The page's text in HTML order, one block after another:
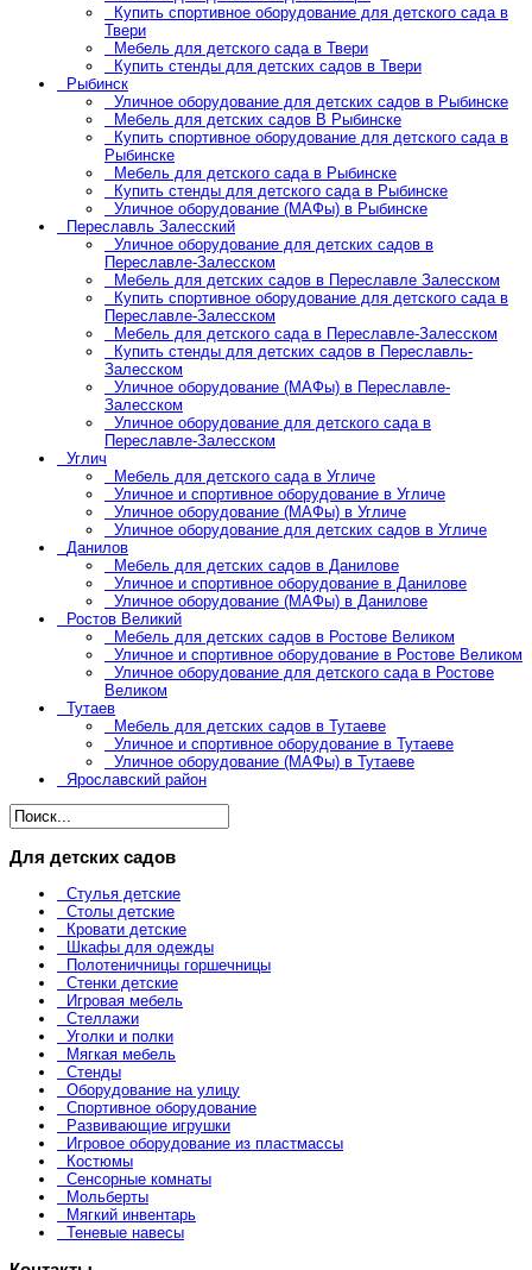
Купить спортивное оборудование для детского сада в
Твери
Мебель для детского сада в Твери
Купить стенды для детских садов в Твери
Рыбинск
Уличное оборудование для детских садов в Рыбинске
Мебель для детских садов В Рыбинске
Купить спортивное оборудование для детского сада в
Рыбинске
Мебель для детского сада в Рыбинске
Купить стенды для детского сада в Рыбинске
Уличное оборудование (МАФы) в Рыбинске
Переславль Залесский
Уличное оборудование для детских садов в
Переславле-Залесском
Мебель для детских садов в Переславле Залесском
Купить спортивное оборудование для детского сада в
Переславле-Залесском
Мебель для детского сада в Переславле-Залесском
Купить стенды для детских садов в Переславль-
Залесском
Уличное оборудование (МАФы) в Переславле-
Залесском
Уличное оборудование для детского сада в
Переславле-Залесском
Углич
Мебель для детского сада в Угличе
Уличное и спортивное оборудование в Угличе
Уличное оборудование (МАФы) в Угличе
Уличное оборудование для детских садов в Угличе
Данилов
Мебель для детских садов в Данилове
Уличное и спортивное оборудование в Данилове
Уличное оборудование (МАФы) в Данилове
Ростов Великий
Мебель для детских садов в Ростове Великом
Уличное и спортивное оборудование в Ростове Великом
Уличное оборудование для детского сада в Ростове
Великом
Тутаев
Мебель для детских садов в Тутаеве
Уличное и спортивное оборудование в Тутаеве
Уличное оборудование (МАФы) в Тутаеве
Ярославский район
Для детских садов
Стулья детские
Столы детские
Кровати детские
Шкафы для одежды
Полотеничницы горшечницы
Стенки детские
Игровая мебель
Стеллажи
Уголки и полки
Мягкая мебель
Стенды
Оборудование на улицу
Спортивное оборудование
Развивающие игрушки
Игровое оборудование из пластмассы
Костюмы
Сенсорные комнаты
Мольберты
Мягкий инвентарь
Теневые навесы